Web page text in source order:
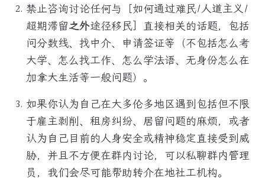
禁止咨询讨论任何与［如何通过难民/人道主义/
超期滞留之外途径移民］直接相关的话题，包括
问分数线、找中介、申请签证等（不包括怎么考
大学、怎么找工作、怎么学法语、无身份怎么在
加拿大生活等一般问题）。
如果你认为自己在大多伦多地区遇到包括但不限
于雇主剥削、租房纠纷、居留问题的麻烦，或者
认为自己目前的人身安全或精神稳定直接受到威
胁，并且不方便在群内讨论，可以私聊群内管理
员，我们会尽可能帮助转介在地社工机构。